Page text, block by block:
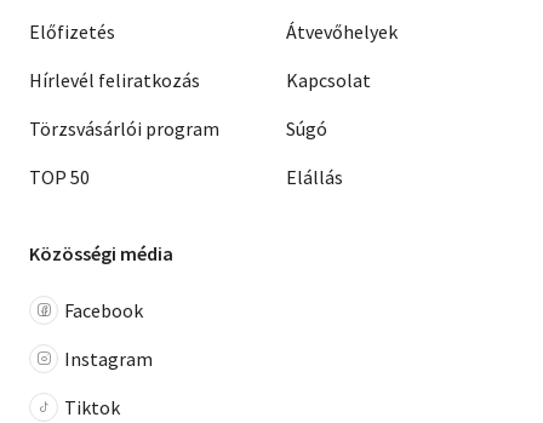
Előfizetés
Hírlevél feliratkozás
Törzsvásárlói program
TOP 50
Átvevőhelyek
Kapcsolat
Súgó
Elállás
Közösségi média
Facebook
Instagram
Tiktok